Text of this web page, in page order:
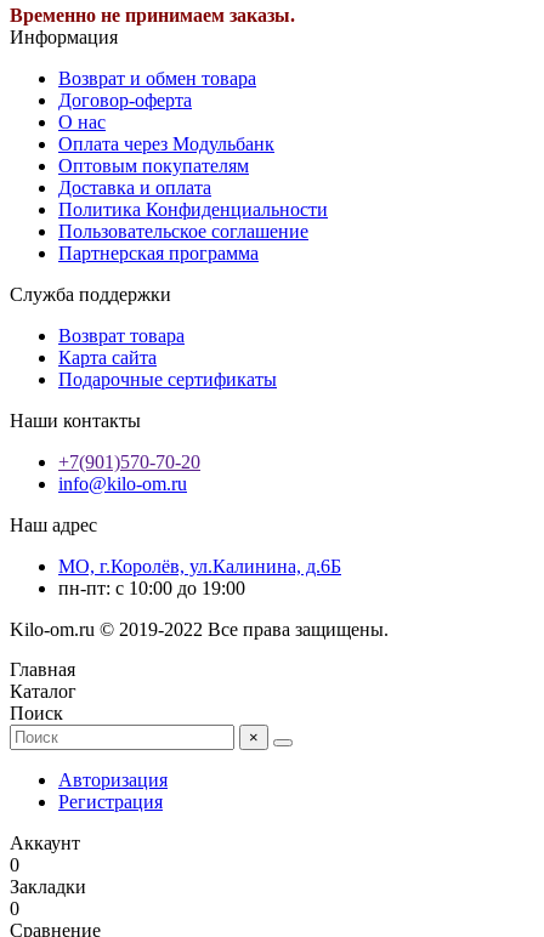
Временно не принимаем заказы.
Информация
Возврат и обмен товара
Договор-оферта
О нас
Оплата через Модульбанк
Оптовым покупателям
Доставка и оплата
Политика Конфиденциальности
Пользовательское соглашение
Партнерская программа
Служба поддержки
Возврат товара
Карта сайта
Подарочные сертификаты
Наши контакты
+7(901)570-70-20
info@kilo-om.ru
Наш адрес
МО, г.Королёв, ул.Калинина, д.6Б
пн-пт: с 10:00 до 19:00
Kilo-om.ru © 2019-2022 Все права защищены.
Главная
Каталог
Поиск
×
Авторизация
Регистрация
Аккаунт
0
Закладки
0
Сравнение